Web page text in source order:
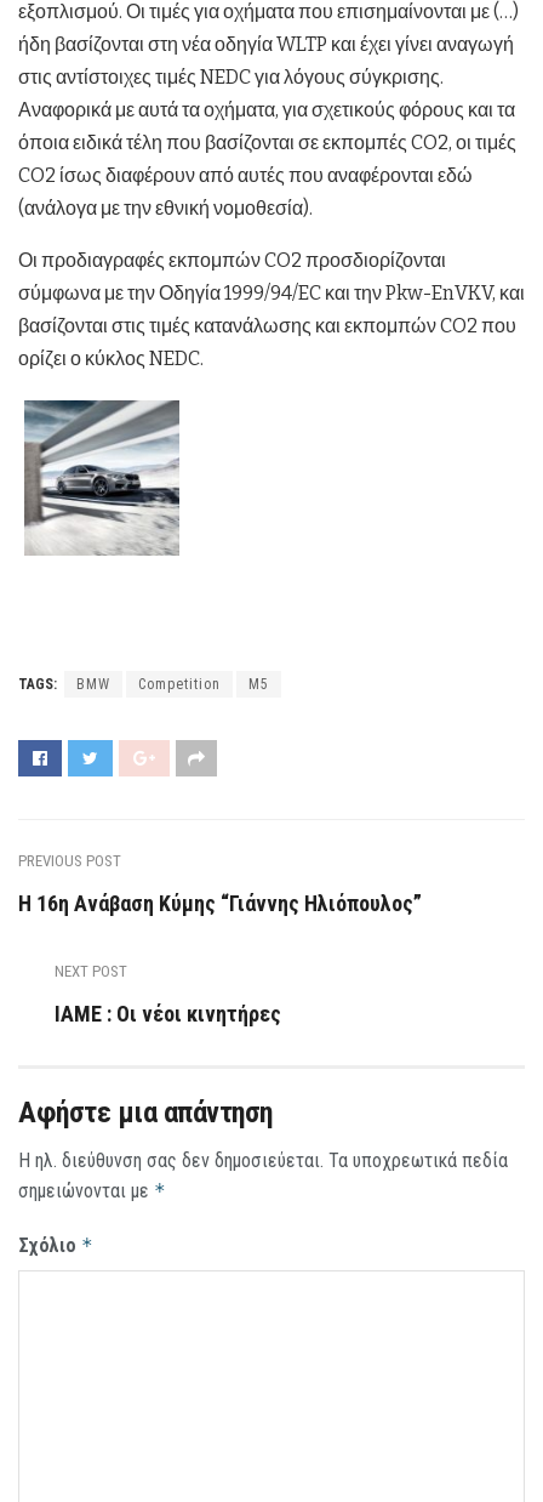
εξοπλισμού. Οι τιμές για οχήματα που επισημαίνονται με (…)
ήδη βασίζονται στη νέα οδηγία WLTP και έχει γίνει αναγωγή
στις αντίστοιχες τιμές NEDC για λόγους σύγκρισης.
Αναφορικά με αυτά τα οχήματα, για σχετικούς φόρους και τα
όποια ειδικά τέλη που βασίζονται σε εκπομπές CO2, οι τιμές
CO2 ίσως διαφέρουν από αυτές που αναφέρονται εδώ
(ανάλογα με την εθνική νομοθεσία).
Οι προδιαγραφές εκπομπών CO2 προσδιορίζονται
σύμφωνα με την Οδηγία 1999/94/EC και την Pkw-EnVKV, και
βασίζονται στις τιμές κατανάλωσης και εκπομπών CO2 που
ορίζει ο κύκλος NEDC.
TAGS: BMW Competition M5
PREVIOUS POST
Η 16η Ανάβαση Κύμης “Γιάννης Ηλιόπουλος”
NEXT POST
IAME : Οι νέοι κινητήρες
Αφήστε μια απάντηση
Η ηλ. διεύθυνση σας δεν δημοσιεύεται. Τα υποχρεωτικά πεδία
σημειώνονται με *
Σχόλιο *